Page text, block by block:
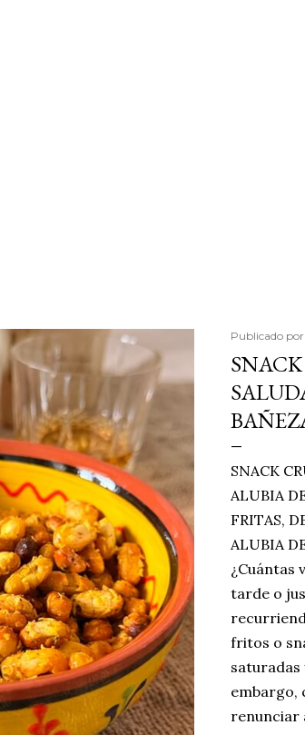
Publicado por
SNACK
ALUBIA
FRITAS,
ALUBIA
¿Cuántas
tarde o
fritos o
saturadas
embargo,
renunciar